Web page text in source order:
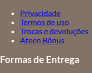
Privacidade
Termos de uso
Trocas e devoluções
Ateen Bônus
Formas de Entrega